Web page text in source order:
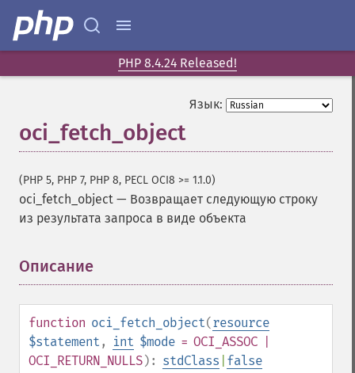
PHP 8.4.24 Released!
Язык:
oci_fetch_object
(PHP 5, PHP 7, PHP 8, PECL OCI8 >= 1.1.0)
oci_fetch_object — Возвращает следующую строку
из результата запроса в виде объекта
Описание
function oci_fetch_object(resource
$statement , int $mode = OCI_ASSOC |
OCI_RETURN_NULLS): stdClass false